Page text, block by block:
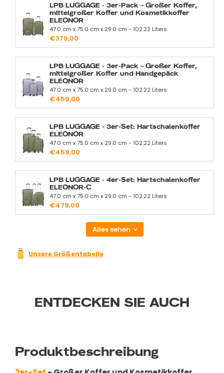
LPB LUGGAGE - 3er-Pack – Großer Koffer,
mittelgroßer Koffer und Kosmetikkoffer
ELEONOR
47.0 cm x 75.0 cm x 29.0 cm - 102.22 Liters
€379,00
LPB LUGGAGE - 3er-Pack – Großer Koffer,
mittelgroßer Koffer und Handgepäck
ELEONOR
47.0 cm x 75.0 cm x 29.0 cm - 102.22 Liters
€459,00
LPB LUGGAGE - 3er-Set: Hartschalenkoffer
ELEONOR
47.0 cm x 75.0 cm x 29.0 cm - 102.22 Liters
€459,00
LPB LUGGAGE - 4er-Set: Hartschalenkoffer
ELEONOR-C
47.0 cm x 75.0 cm x 29.0 cm - 102.22 Liters
€479,00
Alles sehen
Unsere Größentabelle
ENTDECKEN SIE AUCH
Produktbeschreibung